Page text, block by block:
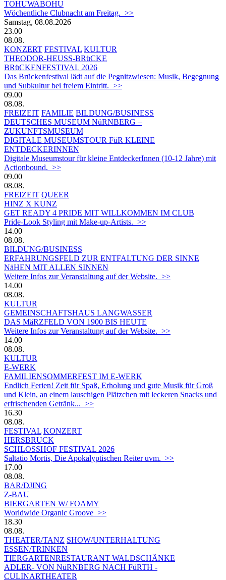
TOHUWABOHU
Wöchentliche Clubnacht am Freitag. >>
Samstag, 08.08.2026
23.00
08.08.
KONZERT FESTIVAL KULTUR
THEODOR-HEUSS-BRüCKE
BRüCKENFESTIVAL 2026
Das Brückenfestival lädt auf die Pegnitzwiesen: Musik, Begegnung
und Subkultur bei freiem Eintritt. >>
09.00
08.08.
FREIZEIT FAMILIE BILDUNG/BUSINESS
DEUTSCHES MUSEUM NüRNBERG –
ZUKUNFTSMUSEUM
DIGITALE MUSEUMSTOUR FüR KLEINE
ENTDECKERINNEN
Digitale Museumstour für kleine EntdeckerInnen (10-12 Jahre) mit
Actionbound. >>
09.00
08.08.
FREIZEIT QUEER
HINZ X KUNZ
GET READY 4 PRIDE MIT WILLKOMMEN IM CLUB
Pride-Look Styling mit Make-up-Artists. >>
14.00
08.08.
BILDUNG/BUSINESS
ERFAHRUNGSFELD ZUR ENTFALTUNG DER SINNE
NäHEN MIT ALLEN SINNEN
Weitere Infos zur Veranstaltung auf der Website. >>
14.00
08.08.
KULTUR
GEMEINSCHAFTSHAUS LANGWASSER
DAS MäRZFELD VON 1900 BIS HEUTE
Weitere Infos zur Veranstaltung auf der Website. >>
14.00
08.08.
KULTUR
E-WERK
FAMILIENSOMMERFEST IM E-WERK
Endlich Ferien! Zeit für Spaß, Erholung und gute Musik für Groß
und Klein, an einem lauschigen Plätzchen mit leckeren Snacks und
erfrischenden Getränk... >>
16.30
08.08.
FESTIVAL KONZERT
HERSBRUCK
SCHLOSSHOF FESTIVAL 2026
Saltatio Mortis, Die Apokalyptischen Reiter uvm. >>
17.00
08.08.
BAR/DJING
Z-BAU
BIERGARTEN W/ FOAMY
Worldwide Organic Groove >>
18.30
08.08.
THEATER/TANZ SHOW/UNTERHALTUNG
ESSEN/TRINKEN
TIERGARTEN­RESTAURANT WALDSCHÄNKE
ADLER- VON NüRNBERG NACH FüRTH -
CULINARTHEATER